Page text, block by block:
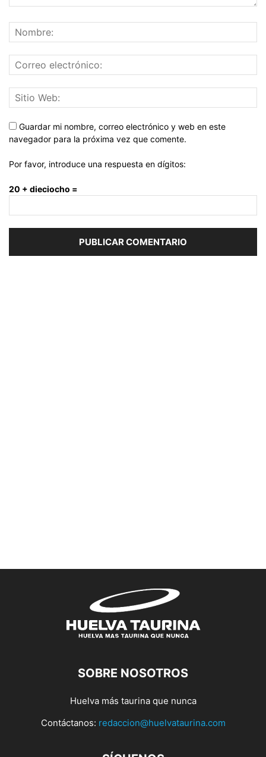
Guardar mi nombre, correo electrónico y web en este
navegador para la próxima vez que comente.
Por favor, introduce una respuesta en dígitos:
20 + dieciocho =
SOBRE NOSOTROS
Huelva más taurina que nunca
Contáctanos: redaccion@huelvataurina.com